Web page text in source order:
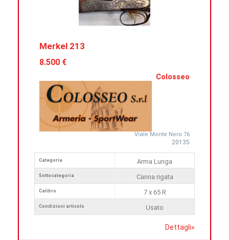
Merkel 213
8.500 €
Colosseo
Viale Monte Nero 76
20135
Categoria
Sottocategoria
Calibro
Condizioni articolo
Arma Lunga
Canna rigata
7 x 65 R
Usato
Dettagli»